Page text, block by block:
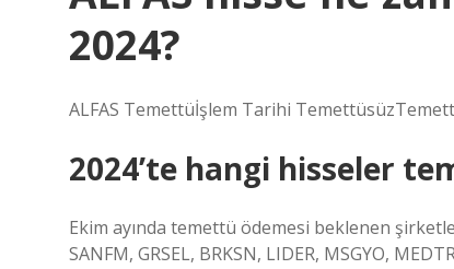
2024?
ALFAS Temettüİşlem Tarihi
2024’te hangi hisseler
Ekim ayında temettü ödemesi beklenen
SANFM, GRSEL, BRKSN, LIDER, MSGYO,